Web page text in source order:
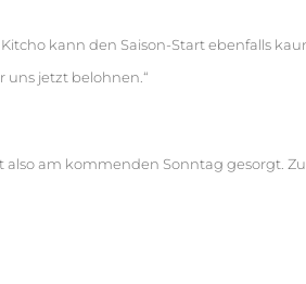
kann den Saison-Start ebenfalls
uns jetzt belohnen.“
also am kommenden Sonntag gesorgt.